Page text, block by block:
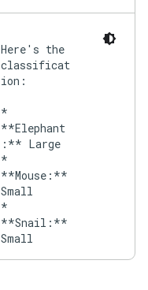
Here's the
classificat
ion:
*
**Elephant
:** Large
*
**Mouse:**
Small
*
**Snail:**